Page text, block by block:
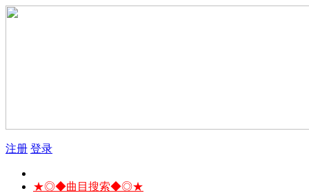
注册 登录
★◎◆曲目搜索◆◎★